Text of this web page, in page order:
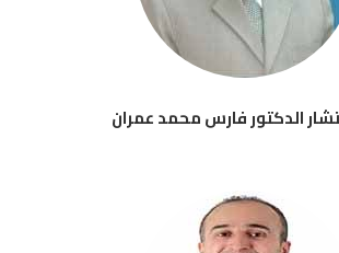
الدكتور فارس محمد عمران